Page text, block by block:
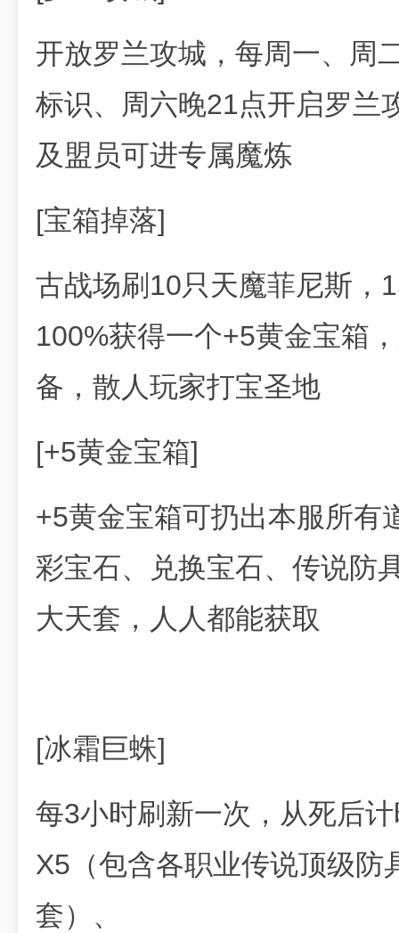
开放罗兰攻城，每周一、周
标识、周六晚21点开启罗兰
及盟员可进专属魔炼
[宝箱掉落]
古战场刷10只天魔菲尼斯，
100%获得一个+5黄金宝箱
备，散人玩家打宝圣地
[+5黄金宝箱]
+5黄金宝箱可扔出本服所有
彩宝石、兑换宝石、传说防
大天套，人人都能获取
[冰霜巨蛛]
每3小时刷新一次，从死后
X5（包含各职业传说顶级防
套）、